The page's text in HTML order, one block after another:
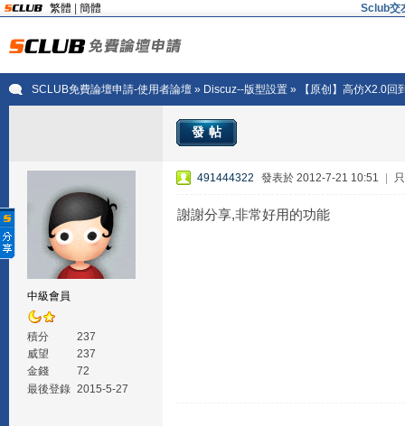
繁體 簡體 Sclub交
SCLUB免費論壇申請-使用者論壇» Discuz--版型設置» 【原创】高仿X2.0回
發帖
中級會員
積分
237
威望
237
金錢
72
最後登錄 2015-5-27
491444322 發表於 2012-7-21 10:51
謝謝分享,非常好用的功能